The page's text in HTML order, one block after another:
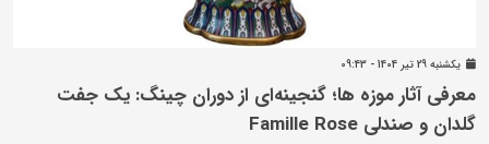
يکشنبه 29 تير 1404 - 09:43
معرفی آثار موزه ها؛ گنجینه‌ای از دوران چینگ: یک جفت
گلدان و صندلی Famille Rose